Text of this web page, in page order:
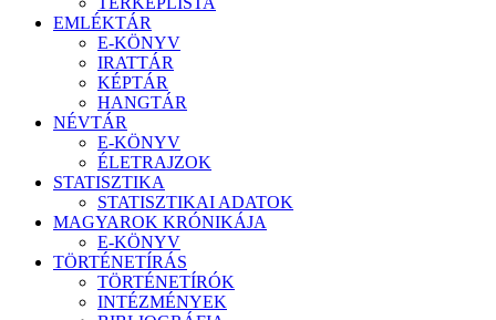
EMLÉKTÁR
E-KÖNYV
IRATTÁR
KÉPTÁR
HANGTÁR
NÉVTÁR
E-KÖNYV
ÉLETRAJZOK
STATISZTIKA
STATISZTIKAI ADATOK
MAGYAROK KRÓNIKÁJA
E-KÖNYV
TÖRTÉNETÍRÁS
TÖRTÉNETÍRÓK
INTÉZMÉNYEK